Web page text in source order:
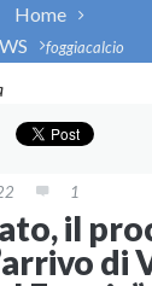
Home
foggiacalcio
1
il
di